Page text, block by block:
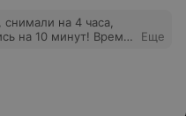
на 4 часа,
на 10 минут! Время
таких плохих
нет! Впечатление
и запах
ни ногой!
Еще